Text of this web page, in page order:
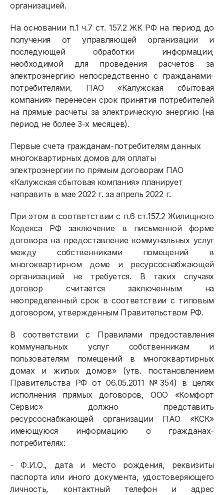
организацией.
На основании п.1 ч.7 ст. 157.2 ЖК РФ на период до
получения от управляющей организации и
последующей обработки информации,
необходимой для проведения расчетов за
электроэнергию непосредственно с гражданами-
потребителями, ПАО «Калужская сбытовая
компания» перенесен срок принятия потребителей
на прямые расчеты за электрическую энергию (на
период не более 3-х месяцев).
Первые счета гражданам-потребителям данных
многоквартирных домов для оплаты
электроэнергии по прямым договорам ПАО
«Калужская сбытовая компания» планирует
направить в мае 2022 г. за апрель 2022 г.
При этом в соответствии с п.6 ст.157.2 Жилищного
Кодекса РФ заключение в письменной форме
договора на предоставление коммунальных услуг
между собственниками помещений в
многоквартирном доме и ресурсоснабжающей
организацией не требуется. В таких случаях
договор считается заключенным на
неопределенный срок в соответствии с типовым
договором, утвержденным Правительством РФ.
В соответствии с Правилами предоставления
коммунальных услуг собственникам и
пользователям помещений в многоквартирных
домах и жилых домов» (утв. постановлением
Правительства РФ от 06.05.2011 №354) в целях
исполнения прямых договоров, ООО «Комфорт
Сервис» должно представить
ресурсоснабжающей организации ПАО «КСК»
имеющуюся информацию о гражданах-
потребителях:
- Ф.И.О., дата и место рождения, реквизиты
паспорта или иного документа, удостоверяющего
личность, контактный телефон и адрес